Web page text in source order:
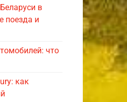
в
поезда и
что
как